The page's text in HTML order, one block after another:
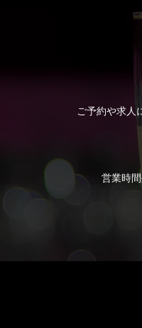
ご予約や求人
営業時